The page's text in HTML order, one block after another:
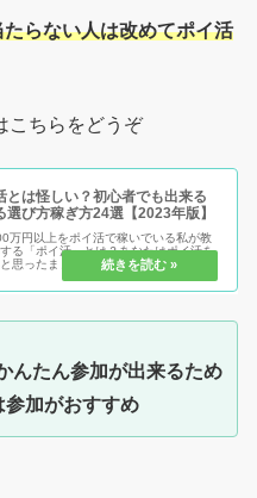
らない人は改めてポイ活
こちらをどうぞ
とは怪しい？初心者でも出来る
選び方稼ぎ方24選【2023年版】
万円以上をポイ活で稼いでいる私が教
る「ポイ活」とは？あなたはポイ活を
思ったままで損する人？それともポイ
心安全に始めて得する人？ポイ活のメリ
メリットを知り、初心者だからこそ得
んたん参加が出来るため
参加がおすすめ